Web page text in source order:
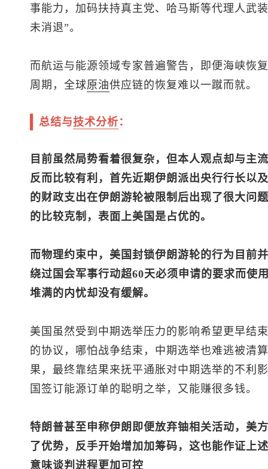
事能力，加码扶持真主党、哈马斯等代理人武
未消退”。
而航运与能源领域专家普遍警告，即便海峡恢
周期，全球原油供应链的恢复难以一蹴而就。
总结与技术分析 ：
目前虽然局势看着很复杂，但本人观点却与主
反而比较有利，首先近期伊朗派出央行行长以
的财政支出在伊朗游轮被限制后出现了很大问
的比较克制，表面上美国是占优的。
而物理约束中，美国封锁伊朗游轮的行为目前
绕过国会军事行动超60天必须申请的要求而使
堆满的内忧却没有缓解。
美国虽然受到中期选举压力的影响希望更早结
的协议，哪怕战争结束，中期选举也难逃被清
果，最终靠结果来抚平通胀对中期选举的不利
国签订能源订单的聪明之举，又能赚很多钱。
特朗普甚至申称伊朗即便放弃铀相关活动，美
了优势，反手开始增加加筹码，这也能作证上
意味谈判进程更加可控